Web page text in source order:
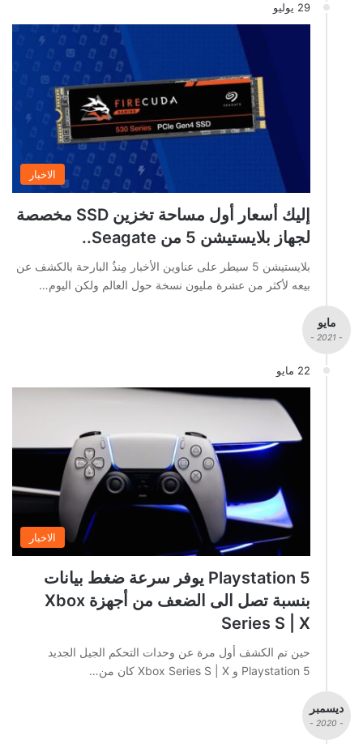
29 يوليو
الاخبار
إليك أسعار أول مساحة تخزين SSD مخصصة
لجهاز بلايستيشن 5 من Seagate..
بلايستيشن 5 سيطر على عناوين الأخبار مِنذُ البارحة بالكشف عن
بيعه لأكثر من عشرة مليون نسخة حول العالم ولكن اليوم…
مايو
- 2021 -
22 مايو
الاخبار
Playstation 5 يوفر سرعة ضغط بيانات
بنسبة تصل الى الضعف من أجهزة Xbox
Series S | X
حين تم الكشف أول مرة عن وحدات التحكم الجيل الجديد
Playstation 5 و Xbox Series S | X كان من…
ديسمبر
- 2020 -